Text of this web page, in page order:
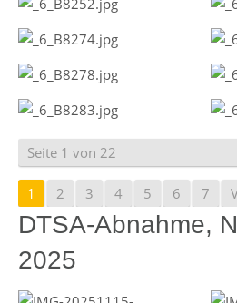
Seite 1 von 22
1 2 3 4 5 6 7
DTSA-Abnahme,
2025